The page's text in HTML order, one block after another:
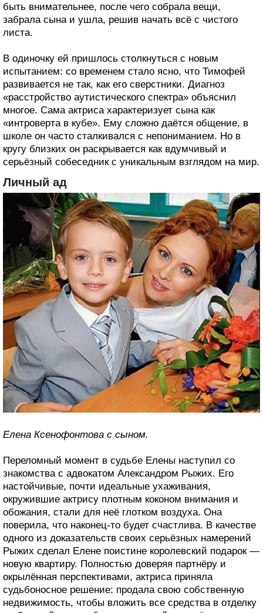
быть внимательнее, после чего собрала вещи,
забрала сына и ушла, решив начать всё с чистого
листа.
В одиночку ей пришлось столкнуться с новым
испытанием: со временем стало ясно, что Тимофей
развивается не так, как его сверстники. Диагноз
«расстройство аутистического спектра» объяснил
многое. Сама актриса характеризует сына как
«интроверта в кубе». Ему сложно даётся общение, в
школе он часто сталкивался с непониманием. Но в
кругу близких он раскрывается как вдумчивый и
серьёзный собеседник с уникальным взглядом на мир.
Личный ад
Елена Ксенофонтова с сыном.
Переломный момент в судьбе Елены наступил со
знакомства с адвокатом Александром Рыжих. Его
настойчивые, почти идеальные ухаживания,
окружившие актрису плотным коконом внимания и
обожания, стали для неё глотком воздуха. Она
поверила, что наконец-то будет счастлива. В качестве
одного из доказательств своих серьёзных намерений
Рыжих сделал Елене поистине королевский подарок —
новую квартиру. Полностью доверяя партнёру и
окрылённая перспективами, актриса приняла
судьбоносное решение: продала свою собственную
недвижимость, чтобы вложить все средства в отделку